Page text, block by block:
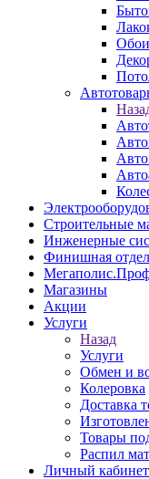
Обои
Строительные
Инженерные
Финишная
Магазины
Акции
Услуги
Назад
Услуги
Обмен и
Колеровка
Доставка
Товары
Распил
Личный кабинет